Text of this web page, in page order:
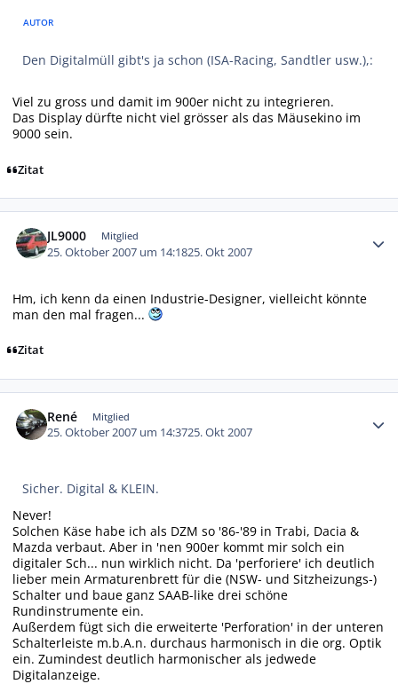
AUTOR
Den Digitalmüll gibt's ja schon (ISA-Racing, Sandtler usw.),:
Viel zu gross und damit im 900er nicht zu integrieren.
Das Display dürfte nicht viel grösser als das Mäusekino im
9000 sein.
Zitat
JL9000 Mitglied
25. Oktober 2007 um 14:1825. Okt 2007
Hm, ich kenn da einen Industrie-Designer, vielleicht könnte
man den mal fragen...
Zitat
René Mitglied
25. Oktober 2007 um 14:3725. Okt 2007
Sicher. Digital & KLEIN.
Never!
Solchen Käse habe ich als DZM so '86-'89 in Trabi, Dacia &
Mazda verbaut. Aber in 'nen 900er kommt mir solch ein
digitaler Sch... nun wirklich nicht. Da 'perforiere' ich deutlich
lieber mein Armaturenbrett für die (NSW- und Sitzheizungs-)
Schalter und baue ganz SAAB-like drei schöne
Rundinstrumente ein.
Außerdem fügt sich die erweiterte 'Perforation' in der unteren
Schalterleiste m.b.A.n. durchaus harmonisch in die org. Optik
ein. Zumindest deutlich harmonischer als jedwede
Digitalanzeige.